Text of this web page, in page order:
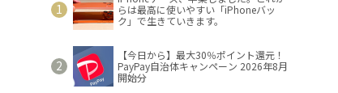
らは最高に使いやすい「iPhoneバッ
ク」で生きていきます。
【今日から】最大30％ポイント還元！
PayPay自治体キャンペーン 2026年8月
開始分